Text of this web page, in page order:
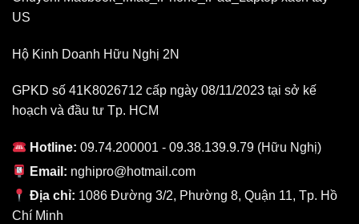
RAM và SSD chỉ dừng lại từ 16GB và 2TB lưu trữ thì năm nay
thể nâng lên tối đa 64GB trong khi M1 Pro sẽ là 32GB.
1TB nhưng bạn có thể dễ dàng chọn các bản cao hơn như 2TB,
4TB và tối đa 8TB. Dĩ nhiên sự nâng cấp chỉ được phép diễn ra
trong nhà máy sản xuất của Apple mà thôi.
Mở rộng và nâng tầm trải nghiệm
US
Hộ Kinh Doanh Hữu Nghị 2N
GPKD số 41K8026712 cấp ngày 08/11/2023 tại sở kế
hoạch và đầu tư Tp. HCM
Hotline: 09.74.200001 - 09.38.139.9.79 (Hữu Nghị)
Email: nghipro@hotmail.com
Địa chỉ: 1086 Đường 3/2, Phường 8, Quận 11, Tp. Hồ
Chí Minh